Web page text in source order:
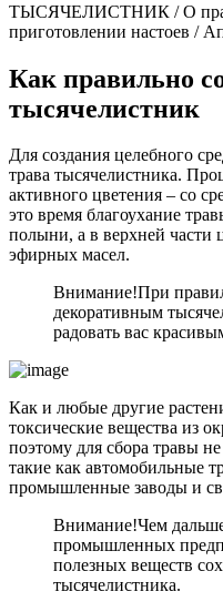
ТЫСЯЧЕЛИСТНИК / О
приготовлении настоев /
Как правильно
тысячелистник
Для создания целебного
трава тысячелистника.
активного цветения – со
это время благоухание
полыни, а в верхней части
эфирных масел.
Внимание!При
декоративным
радовать вас
Как и любые другие
токсические вещества из
поэтому для сбора травы
такие как автомобильные
промышленные заводы и
Внимание!Чем
промышленных
полезных веществ
тысячелистника.